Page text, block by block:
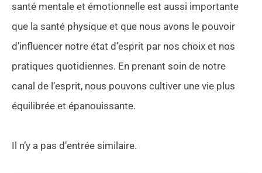
santé mentale et émotionnelle est aussi importante
que la santé physique et que nous avons le pouvoir
d’influencer notre état d’esprit par nos choix et nos
pratiques quotidiennes. En prenant soin de notre
canal de l’esprit, nous pouvons cultiver une vie plus
équilibrée et épanouissante.
Il n’y a pas d’entrée similaire.